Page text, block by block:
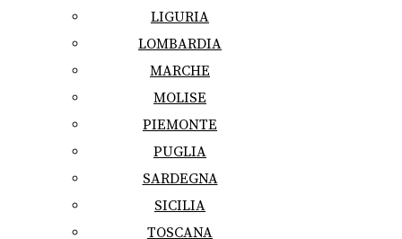
LIGURIA
LOMBARDIA
MARCHE
MOLISE
PIEMONTE
PUGLIA
SARDEGNA
SICILIA
TOSCANA